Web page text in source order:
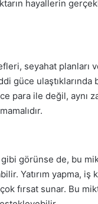
hayallerin
seyahat planları
güce ulaştıklarında
para ile değil, aynı
görünse de, bu
Yatırım yapma, iş
fırsat sunar. Bu